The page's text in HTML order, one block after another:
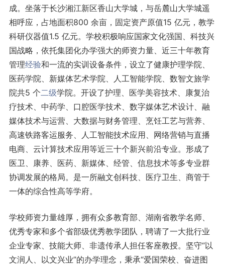
成。坐落于长沙湘江新区香山大学城，与岳麓山大学城遥
相呼应，占地面积800 余亩，固定资产原值15 亿元，教学
科研仪器值1.5 亿元。学校积极响应国家文化强国、科技兴
国战略，依托集团化办学强大的师资力量、近三十年教育
管理经验和一流的实训设备条件，设立了健康护理学院、
医药学院、新媒体艺术学院、人工智能学院、数智文旅学
院共5 个二级学院。开设了护理、医学美容技术、康复治
疗技术、中药学、口腔医学技术、数字媒体艺术设计、融
媒体技术与运营、大数据与财务管理、烹饪工艺与营养、
高速铁路客运服务、人工智能技术应用、网络营销与直播
电商、云计算技术应用等近三十个新兴前沿专业。形成了
医卫、康养、医药、新媒体、经管、信息技术等多专业群
协调发展的格局。是一所融文创科技、医疗卫生、商管于
一体的综合性高等学府。
学校师资力量雄厚，拥有众多教育部、湖南省教学名师、
优秀专家和多个省部级优秀教学团队，聘请了一大批行业
企业专家、技能大师、非遗传承人担任客座教授。坚守“以
文润人、以文兴业”的办学理念，秉承“爱国荣校、奋进图